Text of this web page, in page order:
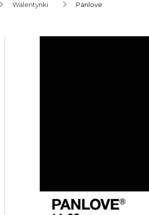
Walentynki Panlove